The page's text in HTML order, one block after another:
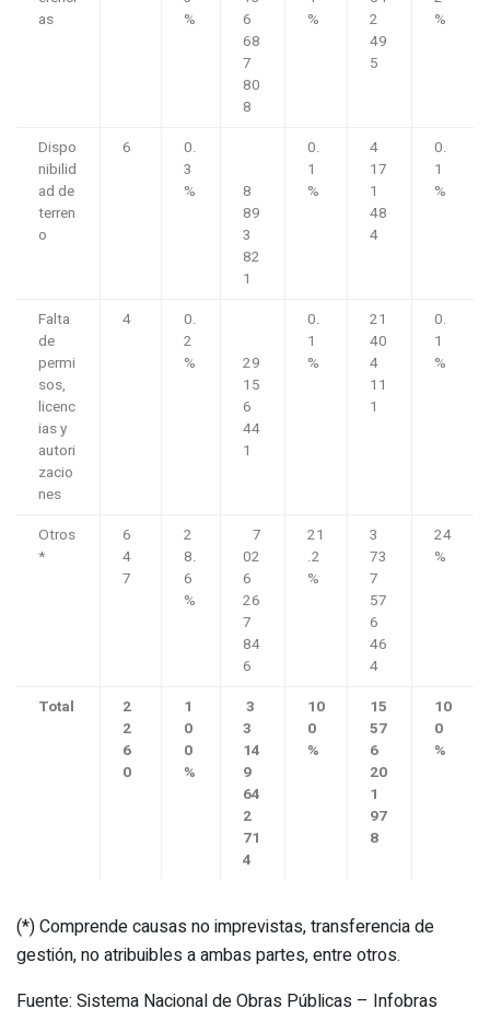
as
%
6
68
7
80
8
%
2
49
5
%
Dispo
nibilid
ad de
terren
o
6
0.
3
%
8
89
3
82
1
0.
1
%
4
17
1
48
4
0.
1
%
Falta
de
permi
sos,
licenc
ias y
autori
zacio
nes
4
0.
2
%
29
15
6
44
1
0.
1
%
21
40
4
11
1
0.
1
%
Otros
*
6
4
7
2
8.
6
%
7
02
6
26
7
84
6
21
.2
%
3
73
7
57
6
46
4
24
%
Total
2
2
6
0
1
0
0
%
3
3
14
9
64
2
71
4
10
0
%
15
57
6
20
1
97
8
10
0
%
(*) Comprende causas no imprevistas, transferencia de
gestión, no atribuibles a ambas partes, entre otros.
Fuente: Sistema Nacional de Obras Públicas – Infobras